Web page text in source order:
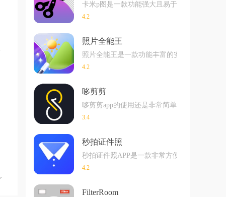
卡米p图是一款功能强大且易于使用的安卓图
4.2
照片全能王
照片全能王是一款功能丰富的安卓图像处理
4.2
哆剪剪
哆剪剪app的使用还是非常简单的，是一款十
3.4
秒拍证件照
秒拍证件照APP是一款非常方便的手机拍证
4.2
FilterRoom